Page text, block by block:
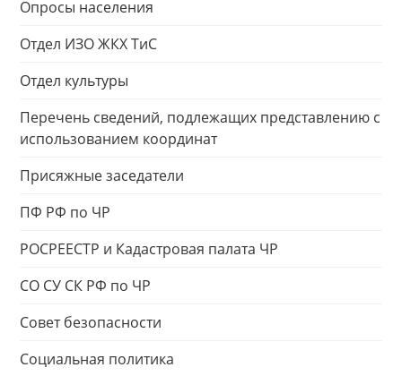
Опросы населения
Отдел ИЗО ЖКХ ТиС
Отдел культуры
Перечень сведений, подлежащих представлению с
использованием координат
Присяжные заседатели
ПФ РФ по ЧР
РОСРЕЕСТР и Кадастровая палата ЧР
СО СУ СК РФ по ЧР
Совет безопасности
Социальная политика